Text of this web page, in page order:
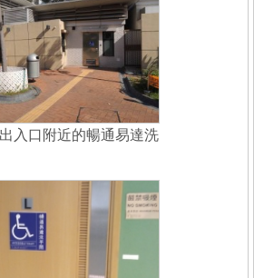
入口附近的暢通易達洗